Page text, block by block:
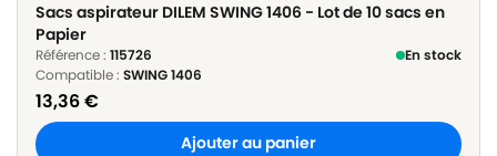
Sacs aspirateur DILEM SWING 1406 - Lot de 10 sacs en
Papier
Référence : 115726
En stock
Compatible : SWING 1406
13,36€
Ajouter au panier